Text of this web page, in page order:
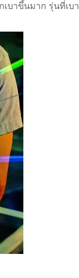
บาขึ้นมาก รุ่นที่เบา